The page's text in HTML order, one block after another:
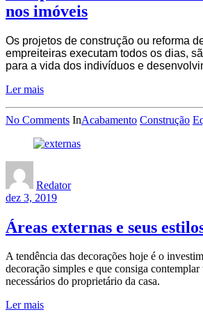
nos imóveis
Os projetos de construção ou reforma
empreiteiras executam todos os dias,
para a vida dos indivíduos e
Ler mais
No Comments InAcabamento Construção
Redator
dez 3, 2019
Áreas externas e seus
A tendência das decorações hoje é o
decoração simples e que consiga contemplar
necessários do proprietário da casa.
Ler mais